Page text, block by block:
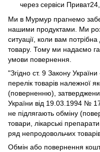
через сервіси
Ми в Мурмур прагнемо
нашими продуктами. Ми
ситуації, коли вам
товару. Тому ми надаємо
умови повернення.
"Згідно ст. 9 Закону
перелік товарів належної
(поверненню),
України від 19.03.1994 №
не підлягають обміну
товари, лікарські
ряд непродовольчих
Обмін або повернення